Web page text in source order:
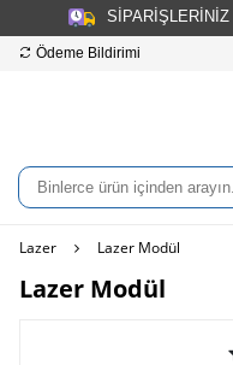
SİPARİŞLERİNİZ
Ödeme Bildirimi
Lazer Lazer Modül
Lazer Modül